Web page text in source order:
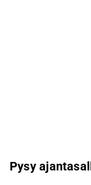
Pysy